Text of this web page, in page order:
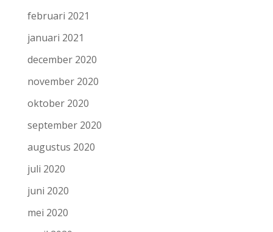
februari 2021
januari 2021
december 2020
november 2020
oktober 2020
september 2020
augustus 2020
juli 2020
juni 2020
mei 2020